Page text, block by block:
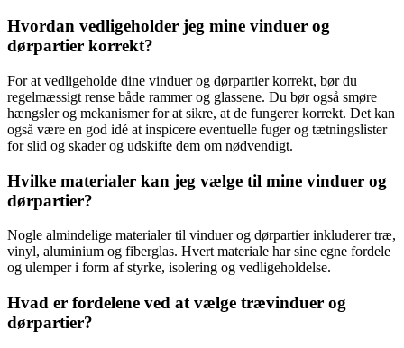
Hvordan vedligeholder jeg mine vinduer og
dørpartier korrekt?
For at vedligeholde dine vinduer og dørpartier korrekt, bør du
regelmæssigt rense både rammer og glassene. Du bør også smøre
hængsler og mekanismer for at sikre, at de fungerer korrekt. Det kan
også være en god idé at inspicere eventuelle fuger og tætningslister
for slid og skader og udskifte dem om nødvendigt.
Hvilke materialer kan jeg vælge til mine vinduer og
dørpartier?
Nogle almindelige materialer til vinduer og dørpartier inkluderer træ,
vinyl, aluminium og fiberglas. Hvert materiale har sine egne fordele
og ulemper i form af styrke, isolering og vedligeholdelse.
Hvad er fordelene ved at vælge trævinduer og
dørpartier?